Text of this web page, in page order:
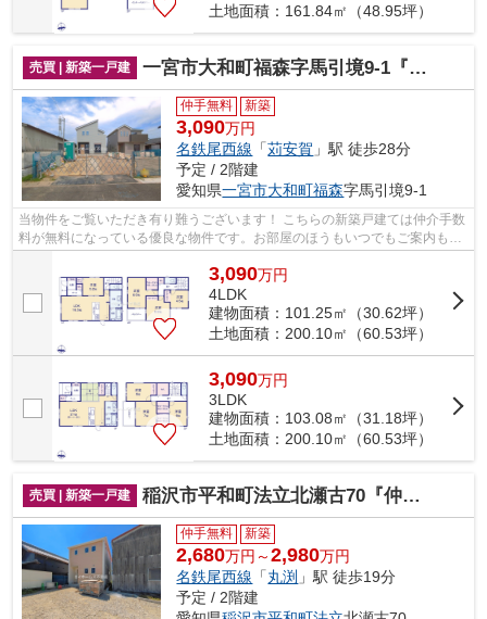
土地面積：161.84㎡（48.95坪）
売買 | 新築一戸建 一宮市大和町福森字馬引境9-1『仲介料無料』新築戸建て
仲手無料 新築
3,090万円
名鉄尾西線 「苅安賀 」駅 徒歩28分
予定 / 2階建
愛知県一宮市大和町福森字馬引境9-1
当物件をご覧いただき有り難うございます！ こちらの新築戸建ては仲介手数
料が無料になっている優良な物件です。お部屋のほうもいつでもご案内もさ
3,090万円
4LDK
建物面積：101.25㎡（30.62坪）
土地面積：200.10㎡（60.53坪）
3,090万円
3LDK
建物面積：103.08㎡（31.18坪）
土地面積：200.10㎡（60.53坪）
売買 | 新築一戸建 稲沢市平和町法立北瀬古70『仲介料無料』新築戸建て
仲手無料 新築
2,680万円～2,980万円
名鉄尾西線 「丸渕 」駅 徒歩19分
予定 / 2階建